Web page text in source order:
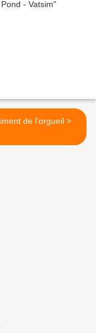
Châtiment de l'orgueil >